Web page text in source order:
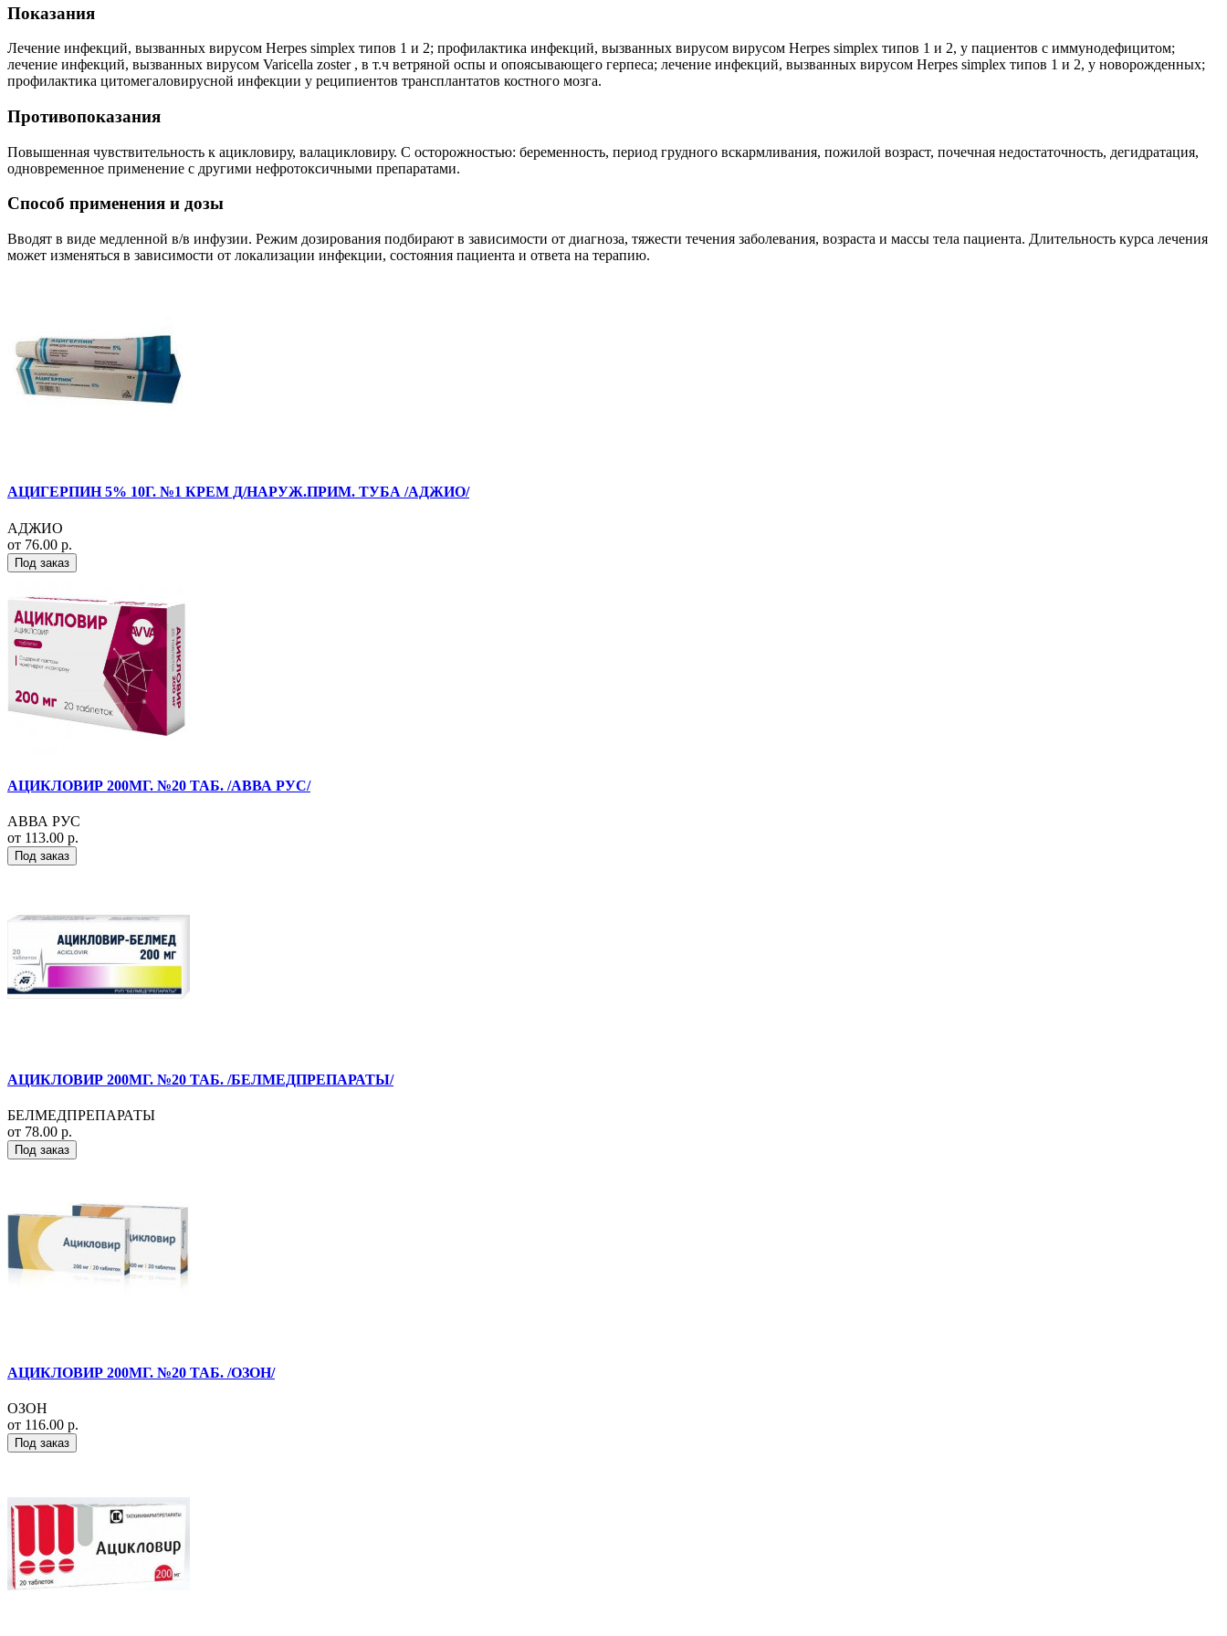
Показания
Лечение инфекций, вызванных вирусом Herpes simplex типов 1 и 2; профилактика инфекций, вызванных вирусом вирусом Herpes simplex типов 1 и 2, у пациентов с иммунодефицитом;
лечение инфекций, вызванных вирусом Varicella zoster , в т.ч ветряной оспы и опоясывающего герпеса; лечение инфекций, вызванных вирусом Herpes simplex типов 1 и 2, у новорожденных;
профилактика цитомегаловирусной инфекции у реципиентов трансплантатов костного мозга.
Противопоказания
Повышенная чувствительность к ацикловиру, валацикловиру. С осторожностью: беременность, период грудного вскармливания, пожилой возраст, почечная недостаточность, дегидратация,
одновременное применение с другими нефротоксичными препаратами.
Способ применения и дозы
Вводят в виде медленной в/в инфузии. Режим дозирования подбирают в зависимости от диагноза, тяжести течения заболевания, возраста и массы тела пациента. Длительность курса лечения
может изменяться в зависимости от локализации инфекции, состояния пациента и ответа на терапию.
АЦИГЕРПИН 5% 10Г. №1 КРЕМ Д/НАРУЖ.ПРИМ. ТУБА /АДЖИО/
АДЖИО
от 76.00 р.
Под заказ
АЦИКЛОВИР 200МГ. №20 ТАБ. /АВВА РУС/
АВВА РУС
от 113.00 р.
Под заказ
АЦИКЛОВИР 200МГ. №20 ТАБ. /БЕЛМЕДПРЕПАРАТЫ/
БЕЛМЕДПРЕПАРАТЫ
от 78.00 р.
Под заказ
АЦИКЛОВИР 200МГ. №20 ТАБ. /ОЗОН/
ОЗОН
от 116.00 р.
Под заказ